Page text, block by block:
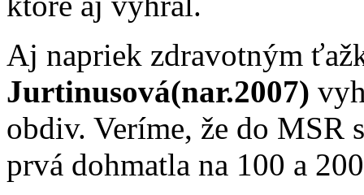
Aj napriek zdravotným
Jurtinusová(nar.2007)
obdiv. Veríme, že do MSR
prvá dohmatla na 100 a